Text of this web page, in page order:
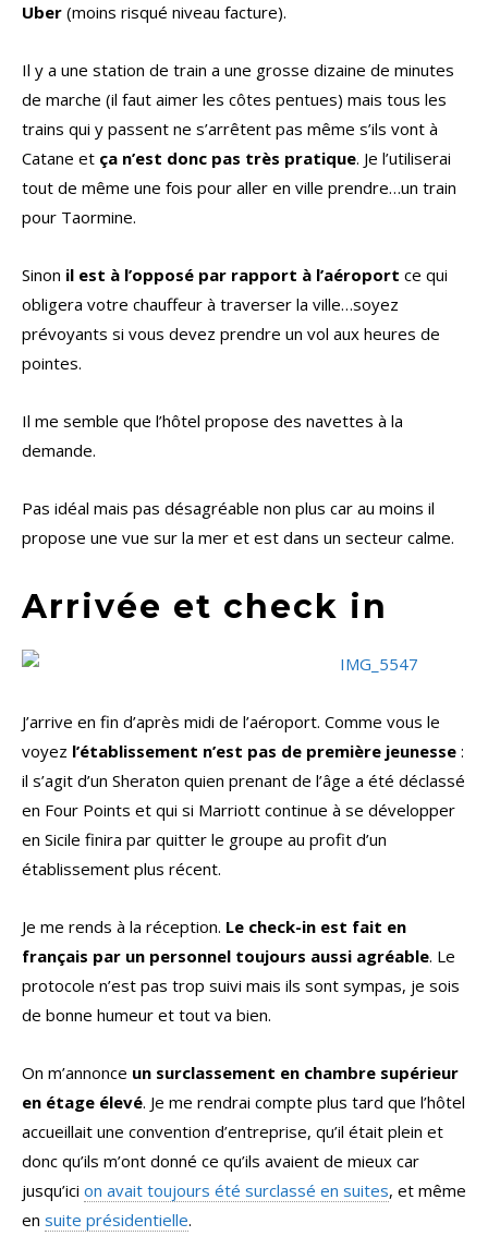
Uber (moins risqué niveau facture).
Il y a une station de train a une grosse dizaine de minutes
de marche (il faut aimer les côtes pentues) mais tous les
trains qui y passent ne s’arrêtent pas même s’ils vont à
Catane et ça n’est donc pas très pratique. Je l’utiliserai
tout de même une fois pour aller en ville prendre…un train
pour Taormine.
Sinon il est à l’opposé par rapport à l’aéroport ce qui
obligera votre chauffeur à traverser la ville…soyez
prévoyants si vous devez prendre un vol aux heures de
pointes.
Il me semble que l’hôtel propose des navettes à la
demande.
Pas idéal mais pas désagréable non plus car au moins il
propose une vue sur la mer et est dans un secteur calme.
Arrivée et check in
J’arrive en fin d’après midi de l’aéroport. Comme vous le
voyez l’établissement n’est pas de première jeunesse :
il s’agit d’un Sheraton quien prenant de l’âge a été déclassé
en Four Points et qui si Marriott continue à se développer
en Sicile finira par quitter le groupe au profit d’un
établissement plus récent.
Je me rends à la réception. Le check-in est fait en
français par un personnel toujours aussi agréable. Le
protocole n’est pas trop suivi mais ils sont sympas, je sois
de bonne humeur et tout va bien.
On m’annonce un surclassement en chambre supérieur
en étage élevé. Je me rendrai compte plus tard que l’hôtel
accueillait une convention d’entreprise, qu’il était plein et
donc qu’ils m’ont donné ce qu’ils avaient de mieux car
jusqu’ici on avait toujours été surclassé en suites, et même
en suite présidentielle.